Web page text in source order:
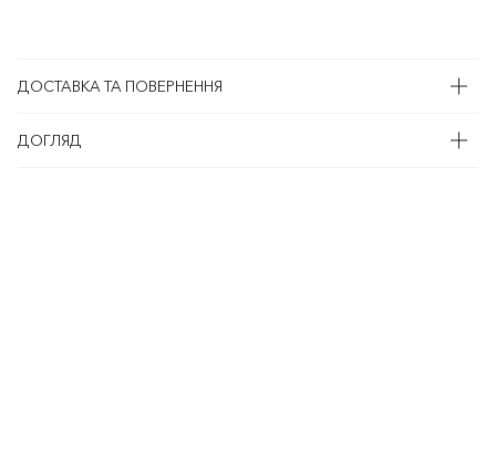
ДОСТАВКА ТА ПОВЕРНЕННЯ
ДОГЛЯД